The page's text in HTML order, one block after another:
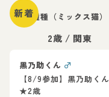
新着雑種（ミックス猫）
2歳 / 関東
黒乃助くん ♂
【8/9参加】黒乃助くん
★2歳